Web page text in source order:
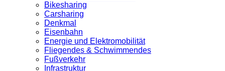
Bikesharing
Carsharing
Denkmal
Eisenbahn
Energie und Elektromobilität
Fliegendes & Schwimmendes
Fußverkehr
Infrastruktur